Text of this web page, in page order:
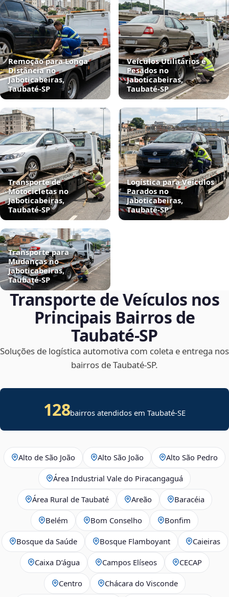
Remoção para Longa
Distância no
Jaboticabeiras,
Taubaté‑SP
Veículos Utilitários e
Pesados no
Jaboticabeiras,
Taubaté‑SP
Transporte de
Motocicletas no
Jaboticabeiras,
Taubaté‑SP
Logística para Veículos
Parados no
Jaboticabeiras,
Taubaté‑SP
Transporte para
Mudanças no
Jaboticabeiras,
Taubaté‑SP
Transporte de Veículos nos
Principais Bairros de
Taubaté‑SP
Soluções de logística automotiva com coleta e entrega nos
bairros de Taubaté‑SP.
128bairros atendidos emTaubaté-SE
Alto de São João Alto São João Alto São Pedro
Área Industrial Vale do Piracangaguá
Área Rural de Taubaté Areão Baracéia
Belém Bom Conselho Bonfim
Bosque da Saúde Bosque Flamboyant Caieiras
Caixa D’água Campos Elíseos CECAP
Centro Chácara do Visconde